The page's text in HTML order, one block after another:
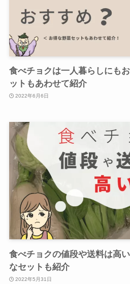
食べチョクは一人暮らしにも
ットもあわせて紹介
2022年6月6日
食べチョクの値段や送料は高
なセットも紹介
2022年5月31日